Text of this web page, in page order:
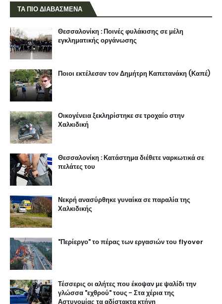
ΤΑ ΠΙΟ ΔΙΑΒΑΣΜΕΝΑ
Θεσσαλονίκη : Ποινές φυλάκισης σε μέλη
εγκληματικής οργάνωσης
Ποιοι εκτέλεσαν τον Δημήτρη Καπετανάκη (Καπέ)
Οικογένεια ξεκληρίστηκε σε τροχαίο στην
Χαλκιδική
Θεσσαλονίκη : Κατάστημα διέθετε ναρκωτικά σε
πελάτες του
Νεκρή ανασύρθηκε γυναίκα σε παραλία της
Χαλκιδικής
"Περίεργο" το πέρας των εργασιών του flyover
Τέσσερις οι αλήτες που έκοψαν με ψαλίδι την
γλώσσα "εχθρού" τους - Στα χέρια της
Αστυνομίας τα αδίστακτα κτήνη